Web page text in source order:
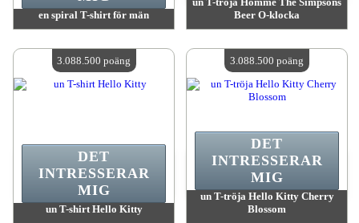
en spiral T-shirt för män
Antal tillgängliga:4
Beer O-klocka
Antal tillgängliga:4
un T-shirt Hello Kitty
DET
INTRESSERAR
MIG
3.088.500 poäng
un T-tröja Hello Kitty Cherry
Blossom
DET
INTRESSERAR
MIG
3.088.500 poäng